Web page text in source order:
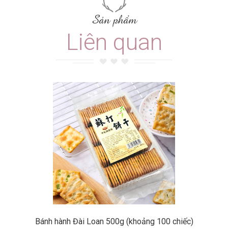
Sản phẩm
Liên quan
Bánh hành Đài Loan 500g (khoảng 100 chiếc)